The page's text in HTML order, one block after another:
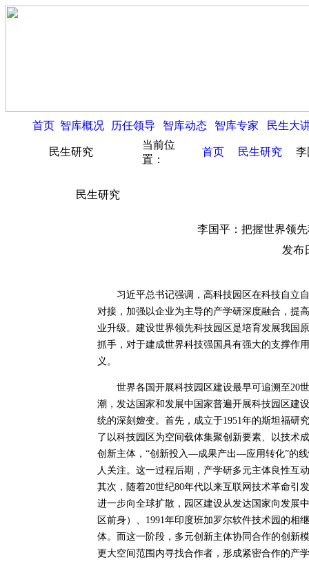
首页 智库概况 历任领导 智库动态 智库专家 民生大
民生研究
当前位
置：
首页 民生研究 李
民生研究
李国平：把握世界领
发布
习近平总书记强调，高科技园区在科技自立自
对接，加强以企业为主导的产学研深度融合，提
业升级。建设世界领先科技园区是培育发展我国
抓手，对于建成世界科技强国具有强大的支撑作
义。
世界各国开展科技园区建设最早可追溯至20世
潮，发达国家和发展中国家普遍开展科技园区建
统的深刻嬗变。首先，成立于1951年的斯坦福研
了以科技园区为空间载体集聚创新要素、以技术
创新主体，“创新投入—成果产出—应用转化”的
人关注。这一过程后期，产学研多元主体良性互
其次，随着20世纪80年代以来互联网技术革命引
进一步向全球扩散，园区建设从发达国家向发展
区前身）、1991年印度班加罗尔软件技术园的相
体。而这一阶段，多元创新主体协同合作的创新
更大空间范围内寻找合作者，形成紧密合作的产